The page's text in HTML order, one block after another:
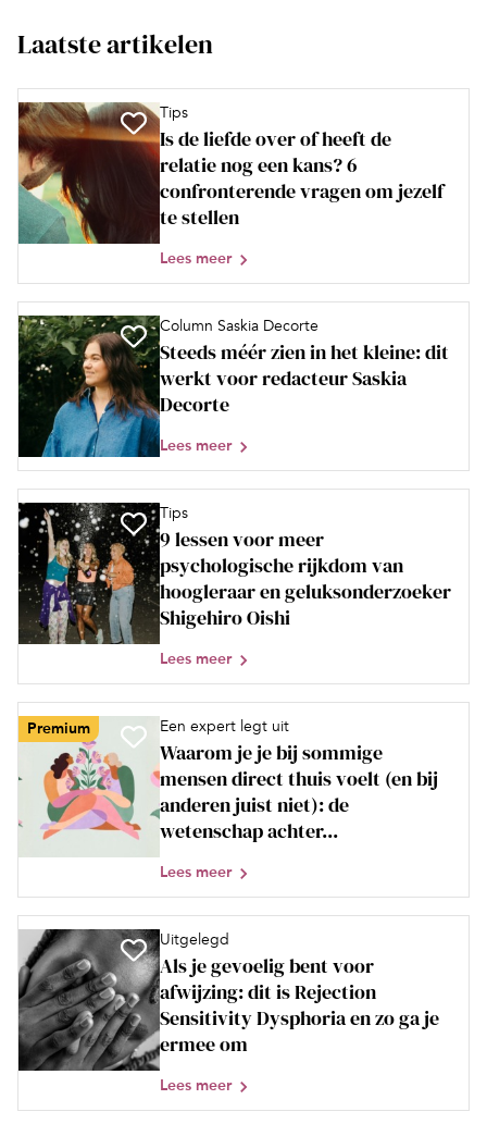
Laatste artikelen
Tips
Is de liefde over of heeft de
relatie nog een kans? 6
confronterende vragen om jezelf
te stellen
Lees meer
Column Saskia Decorte
Steeds méér zien in het kleine: dit
werkt voor redacteur Saskia
Decorte
Lees meer
Tips
9 lessen voor meer
psychologische rijkdom van
hoogleraar en geluksonderzoeker
Shigehiro Oishi
Lees meer
Premium Een expert legt uit
Waarom je je bij sommige
mensen direct thuis voelt (en bij
anderen juist niet): de
wetenschap achter...
Lees meer
Uitgelegd
Als je gevoelig bent voor
afwijzing: dit is Rejection
Sensitivity Dysphoria en zo ga je
ermee om
Lees meer